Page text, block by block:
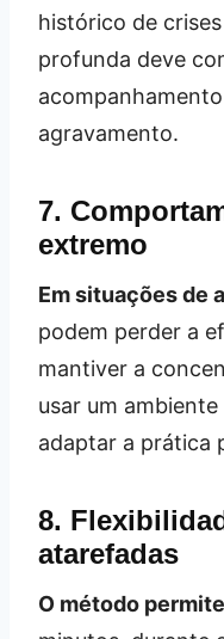
histórico de
profunda deve
agravamento.
7.
extremo
Em situações de
podem perder a
mantiver a
usar um
adaptar a prática
8.
atarefadas
O método